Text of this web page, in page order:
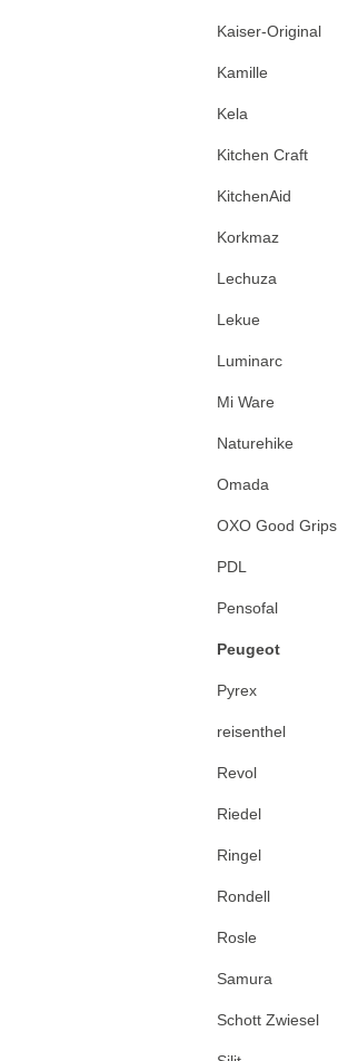
Kaiser-Original
Kamille
Kela
Kitchen Craft
KitchenAid
Korkmaz
Lechuza
Lekue
Luminarc
Mi Ware
Naturehike
Omada
OXO Good Grips
PDL
Pensofal
Peugeot
Pyrex
reisenthel
Revol
Riedel
Ringel
Rondell
Rosle
Samura
Schott Zwiesel